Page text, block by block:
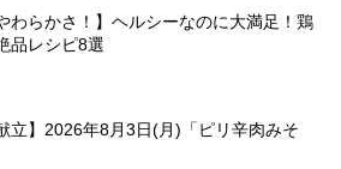
わらかさ！】ヘルシーなのに大満足！鶏
品レシピ8選
立】2026年8月3日(月)「ピリ辛肉みそ